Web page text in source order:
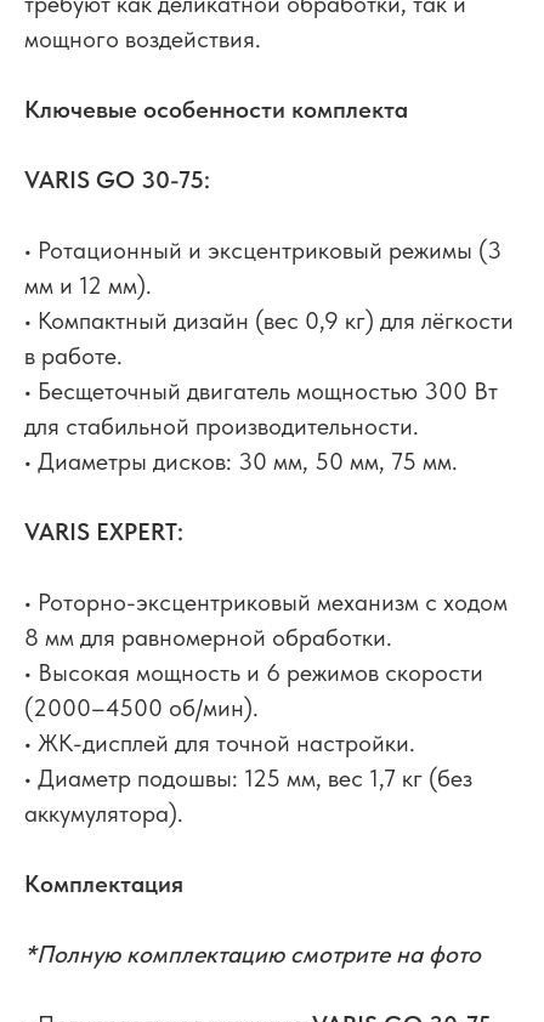
мощного воздействия.
Ключевые особенности комплекта
VARIS GO 30-75:
• Ротационный и эксцентриковый режимы (3
мм и 12 мм).
• Компактный дизайн (вес 0,9 кг) для лёгкости
в работе.
• Бесщеточный двигатель мощностью 300 Вт
для стабильной производительности.
• Диаметры дисков: 30 мм, 50 мм, 75 мм.
VARIS EXPERT:
• Роторно-эксцентриковый механизм с ходом
8 мм для равномерной обработки.
• Высокая мощность и 6 режимов скорости
(2000–4500 об/мин).
• ЖК-дисплей для точной настройки.
• Диаметр подошвы: 125 мм, вес 1,7 кг (без
аккумулятора).
Комплектация
*Полную комплектацию смотрите на фото